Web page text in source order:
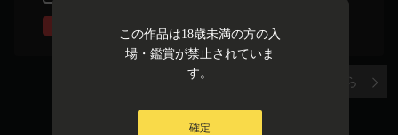
選択不可
3
7 8 9
実際の座席表はこちら
この作品は18歳未満の方の入
場・鑑賞が禁止されていま
す。
確定